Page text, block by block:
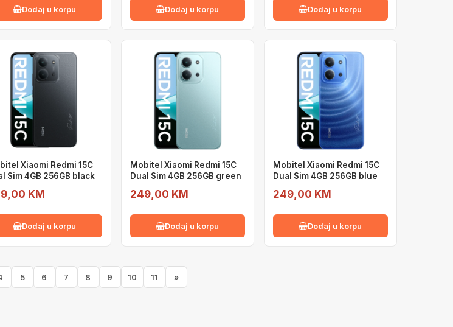
Dodaj u korpu Dodaj u korpu Dodaj u korpu
Xiaomi Redmi 15C
Sim 4GB 256GB black
KM
Dodaj u korpu
Mobitel Xiaomi Redmi 15C
Dual Sim 4GB 256GB green
249,00 KM
Dodaj u korpu
Mobitel Xiaomi Redmi 15C
Dual Sim 4GB 256GB blue
249,00 KM
Dodaj u korpu
5 6 7 8 9 10 11 »